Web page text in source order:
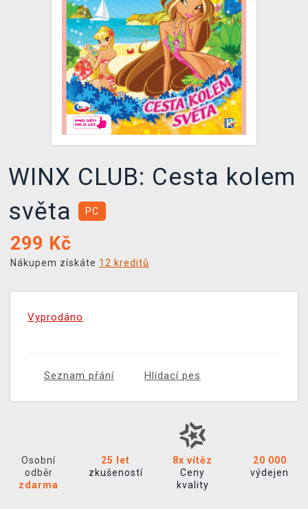
XZONE KLUB
TCG & BOARDGAME HUB
VÝKUP HER (BAZAR)
WINX CLUB: Cesta kolem
světa
PC
299 Kč
Nákupem získáte 12 kreditů
Vyprodáno
Seznam přání Hlídací pes
Osobní
odběr
zdarma
25 let
zkušeností
8x vítěz
Ceny
kvality
20 000
výdejen